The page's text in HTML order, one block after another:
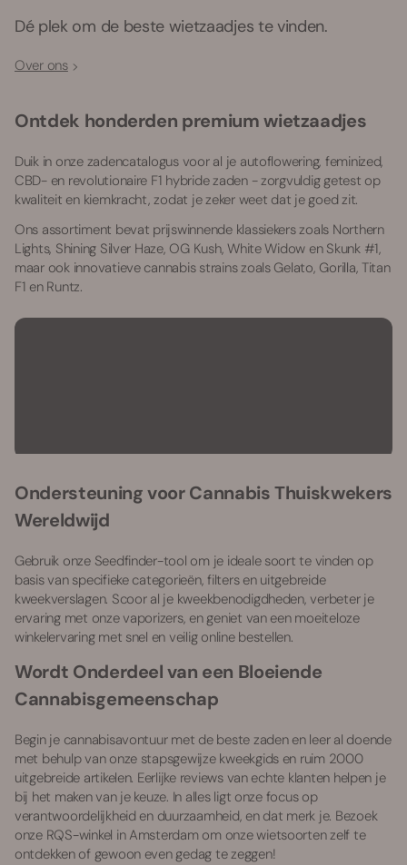
Dé plek om de beste wietzaadjes te vinden.
Over ons
Ontdek honderden premium wietzaadjes
Duik in onze zadencatalogus voor al je autoflowering, feminized,
CBD- en revolutionaire F1 hybride zaden - zorgvuldig getest op
kwaliteit en kiemkracht, zodat je zeker weet dat je goed zit.
Ons assortiment bevat prijswinnende klassiekers zoals Northern
Lights, Shining Silver Haze, OG Kush, White Widow en Skunk #1,
maar ook innovatieve cannabis strains zoals Gelato, Gorilla, Titan
F1 en Runtz.
Ondersteuning voor Cannabis Thuiskwekers
Wereldwijd
Gebruik onze Seedfinder-tool om je ideale soort te vinden op
basis van specifieke categorieën, filters en uitgebreide
kweekverslagen. Scoor al je kweekbenodigdheden, verbeter je
ervaring met onze vaporizers, en geniet van een moeiteloze
winkelervaring met snel en veilig online bestellen.
Wordt Onderdeel van een Bloeiende
Cannabisgemeenschap
Begin je cannabisavontuur met de beste zaden en leer al doende
met behulp van onze stapsgewijze kweekgids en ruim 2000
uitgebreide artikelen. Eerlijke reviews van echte klanten helpen je
bij het maken van je keuze. In alles ligt onze focus op
verantwoordelijkheid en duurzaamheid, en dat merk je. Bezoek
onze RQS-winkel in Amsterdam om onze wietsoorten zelf te
ontdekken of gewoon even gedag te zeggen!